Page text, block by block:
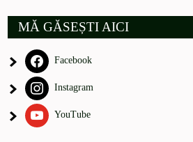
MĂ GĂSEȘTI AICI
Facebook
Instagram
YouTube